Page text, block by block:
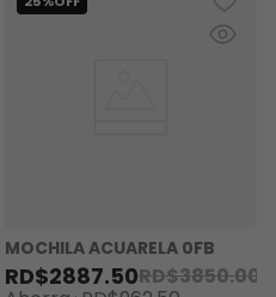
MOCHILA ACUARELA 0FB
RD$2887.50RD$3850.00